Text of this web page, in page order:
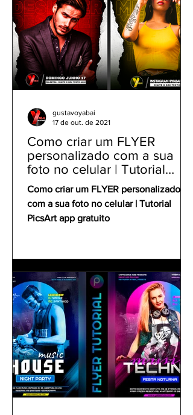
Como criar um FLYER
personalizado com a sua
foto no celular | Tutorial
PicsArt app gratuito
Como criar um FLYER personalizado
com a sua foto no celular | Tutorial
PicsArt app gratuito
gustavoyabai
17 de out. de 2021